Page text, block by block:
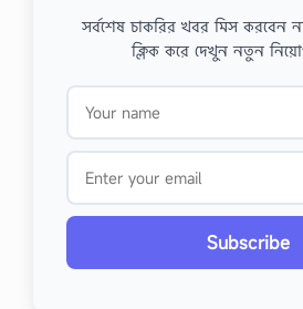
সর্বশেষ চাকরির খবর মিস করবেন
ক্লিক করে দেখুন নতুন নিয়োগ
Subscribe